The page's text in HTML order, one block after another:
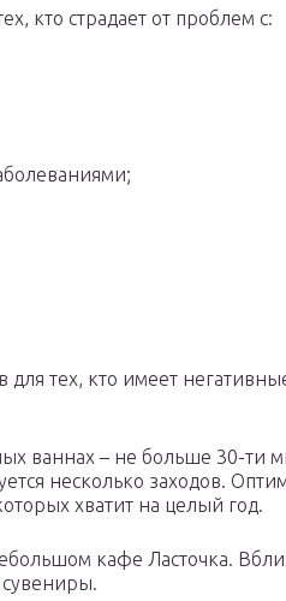
кто страдает от проблем с:
тех, кто имеет
ваннах – не больше 30-ти
несколько заходов.
хватит на целый год.
кафе Ласточка.